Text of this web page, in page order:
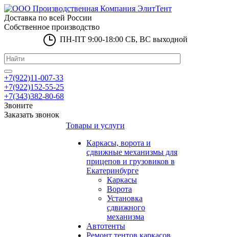
Доставка по всей России
Собственное производство
ПН-ПТ 9:00-18:00 СБ, ВС выходной
+7(922)11-007-33
+7(922)152-55-25
+7(343)382-80-68
Звоните
Заказать звонок
Товары и услуги
Каркасы, ворота и
сдвижные механизмы для
прицепов и грузовиков в
Екатеринбурге
Каркасы
Ворота
Установка
сдвижного
механизма
Автотенты
Ремонт тентов каркасов